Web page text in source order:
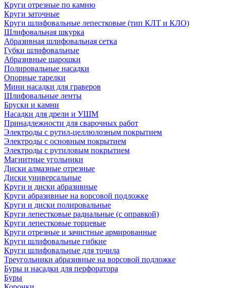
Круги отрезные по камню
Круги заточные
Круги шлифовальные лепестковые (тип КЛТ и КЛО)
Шлифовальная шкурка
Абразивная шлифовальная сетка
Губки шлифовальные
Абразивные шарошки
Полировальные насадки
Опорные тарелки
Мини насадки для граверов
Шлифовальные ленты
Бруски и камни
Насадки для дрели и УШМ
Принадлежности для сварочных работ
Электроды с рутил-целлюлозным покрытием
Электроды с основным покрытием
Электроды с рутиловым покрытием
Магнитные угольники
Диски алмазные отрезные
Диски универсальные
Круги и диски абразивные
Круги абразивные на ворсовой подложке
Круги и диски полировальные
Круги лепестковые радиальные (с оправкой)
Круги лепестковые торцевые
Круги отрезные и зачистные армированные
Круги шлифовальные гибкие
Круги шлифовальные для точила
Треугольники абразивные на ворсовой подложке
Буры и насадки для перфоратора
Буры